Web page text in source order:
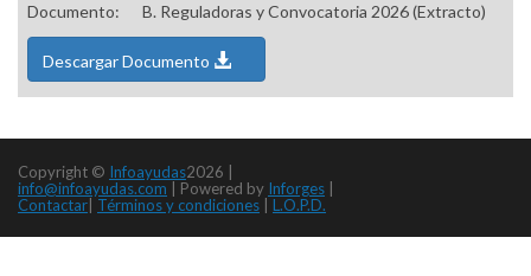
Documento:
B. Reguladoras y Convocatoria 2026 (Extracto)
Descargar Documento
Copyright © Infoayudas2026 |
info@infoayudas.com
Powered by Inforges
Contactar Términos y condiciones L.O.P.D.